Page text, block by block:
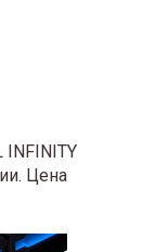
INFINITY
Цена